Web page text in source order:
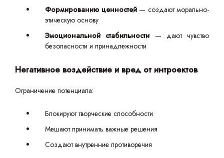
Формированию ценностей— создают морально-
этическую основу
Эмоциональной стабильности — дают чувство
безопасности и принадлежности
Негативное воздействие и вред от интроектов
Ограничение потенциала:
Блокируют творческие способности
Мешают принимать важные решения
Создают внутренние противоречия